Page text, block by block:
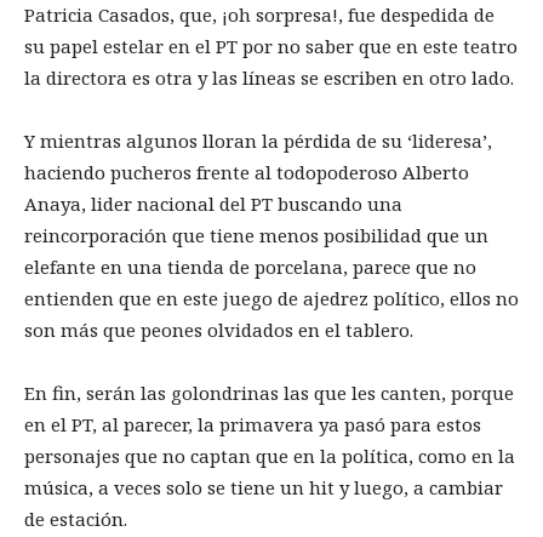
Patricia Casados, que, ¡oh sorpresa!, fue despedida de
su papel estelar en el PT por no saber que en este teatro
la directora es otra y las líneas se escriben en otro lado.
Y mientras algunos lloran la pérdida de su ‘lideresa’,
haciendo pucheros frente al todopoderoso Alberto
Anaya, lider nacional del PT buscando una
reincorporación que tiene menos posibilidad que un
elefante en una tienda de porcelana, parece que no
entienden que en este juego de ajedrez político, ellos no
son más que peones olvidados en el tablero.
En fin, serán las golondrinas las que les canten, porque
en el PT, al parecer, la primavera ya pasó para estos
personajes que no captan que en la política, como en la
música, a veces solo se tiene un hit y luego, a cambiar
de estación.